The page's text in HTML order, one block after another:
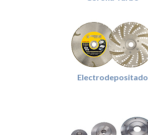
Electrodepositado